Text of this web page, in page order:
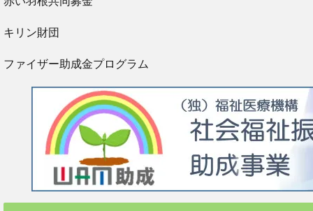
キリン財団
ファイザー助成金プログラム